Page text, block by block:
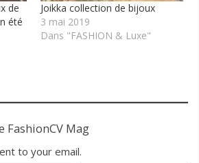
de
été
Joikka collection de bijoux
3 mai 2019
Dans "FASHION & Luxe"
FashionCV Mag
to your email.